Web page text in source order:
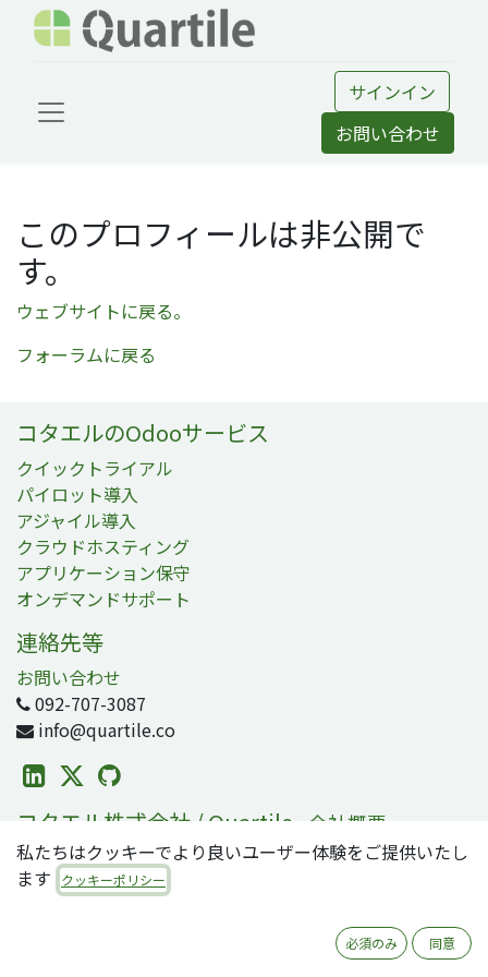
サインイン
お問い合わせ
このプロフィールは非公開で
す。
ウェブサイトに戻る。
フォーラムに戻る
コタエルのOdooサービス
クイックトライアル
パイロット導入
アジャイル導入
クラウドホスティング
アプリケーション保守
オンデマンドサポート
連絡先等
お問い合わせ
092-707-3087
info@quartile.co
コタエル株式会社 / Quartile 会社概要
コタエルは日本および世界各地のお客様のOdoo導入を支
援しています。
Odooは2800万人のユーザが利用する、世界で最も人気の
オープンソースビジネスアプリ/ERPスイートです。零細・
私たちはクッキーでより良いユーザー体験をご提供いたし
ます
クッキーポリシー
必須のみ 同意